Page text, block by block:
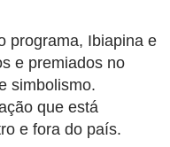
programa, Ibiapina e
e premiados no
simbolismo.
que está
e fora do país.